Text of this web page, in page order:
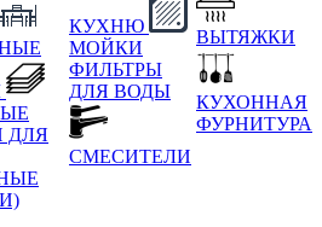
ДЛЯ
КУХНЮ
МОЙКИ
ФИЛЬТРЫ
ДЛЯ ВОДЫ
СМЕСИТЕЛИ
ВЫТЯЖКИ
КУХОННАЯ
ФУРНИТУРА